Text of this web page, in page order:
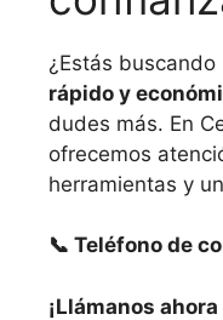
¿Estás buscando
rápido y
dudes más. En
ofrecemos
herramientas y
📞 Teléfono de
¡Llámanos